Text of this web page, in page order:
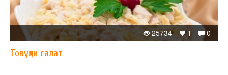
0
1
25734
Товуқли салат